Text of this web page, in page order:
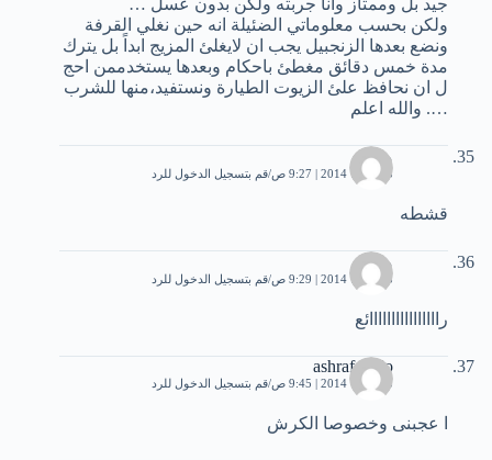
جيد بل وممتاز وانا جربته ولكن بدون عسل …
ولكن بحسب معلوماتي الضئيلة انه حين نغلي القرفة
ونضع بعدها الزنجبيل يجب ان لايغلئ المزيج ابداً بل يترك
مدة خمس دقائق مغطئ باحكام وبعدها يستخدممن احج
ل ان نحافظ علئ الزيوت الطيارة ونستفيد،منها للشرب
…. والله اعلم
محمد
5 فبراير، 2014 | 9:27 ص قم بتسجيل الدخول للرد
قشطه
محمد
5 فبراير، 2014 | 9:29 ص قم بتسجيل الدخول للرد
راااااااااااااااائع
ashraf abdo
5 فبراير، 2014 | 9:45 ص قم بتسجيل الدخول للرد
ا عجبنى وخصوصا الكرش